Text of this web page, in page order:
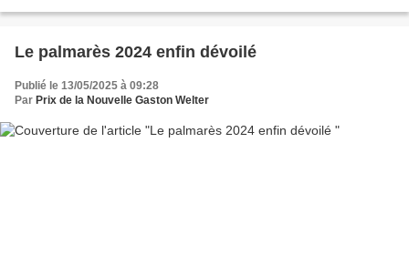
Le palmarès 2024 enfin dévoilé
Publié le 13/05/2025 à 09:28
Par Prix de la Nouvelle Gaston Welter